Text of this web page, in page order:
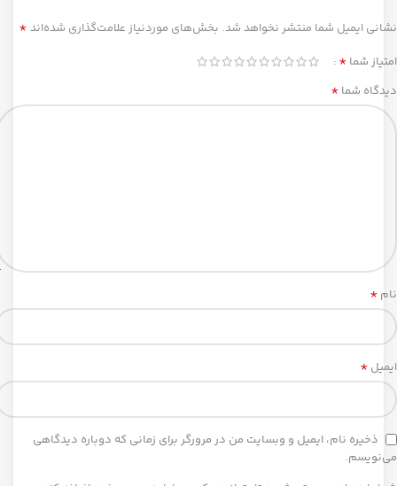
نشانی ایمیل شما منتشر نخواهد شد. بخش‌های موردنیاز علامت‌گذاری شده‌اند *
امتیاز شما *
دیدگاه شما *
نام *
ایمیل *
ذخیره نام، ایمیل و وبسایت من در مرورگر برای زمانی که دوباره دیدگاهی
می‌نویسم.